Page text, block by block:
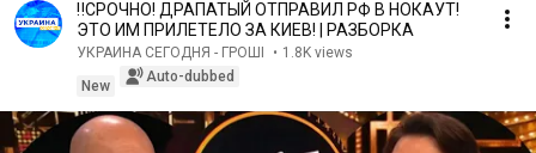
‼️СРОЧНО! ДРАПАТЫЙ ОТПРАВИЛ РФ В НОКАУТ!
ЭТО ИМ ПРИЛЕТЕЛО ЗА КИЕВ! | РАЗБОРКА
УКРАИНА СЕГОДНЯ - ГРОШІ • 1.8K views
New
Auto-dubbed